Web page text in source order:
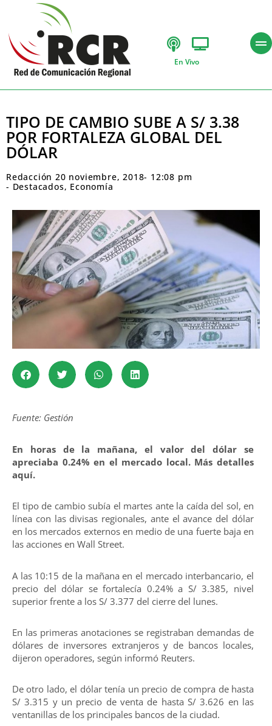
En Vivo
TIPO DE CAMBIO SUBE A S/ 3.38
POR FORTALEZA GLOBAL DEL
DÓLAR
Redacción 20 noviembre, 2018- 12:08 pm
- Destacados, Economía
Fuente: Gestión
En horas de la mañana, el valor del dólar se
apreciaba 0.24% en el mercado local. Más detalles
aquí.
El tipo de cambio subía el martes ante la caída del sol, en
línea con las divisas regionales, ante el avance del dólar
en los mercados externos en medio de una fuerte baja en
las acciones en Wall Street.
A las 10:15 de la mañana en el mercado interbancario, el
precio del dólar se fortalecía 0.24% a S/ 3.385, nivel
superior frente a los S/ 3.377 del cierre del lunes.
En las primeras anotaciones se registraban demandas de
dólares de inversores extranjeros y de bancos locales,
dijeron operadores, según informó Reuters.
De otro lado, el dólar tenía un precio de compra de hasta
S/ 3.315 y un precio de venta de hasta S/ 3.626 en las
ventanillas de los principales bancos de la ciudad.